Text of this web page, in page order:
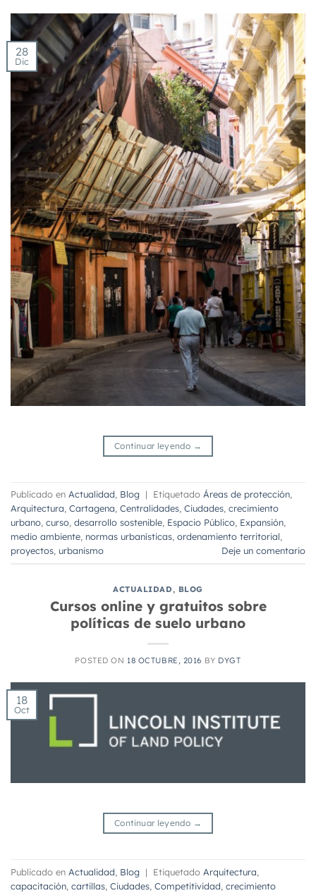
28
Dic
Continuar leyendo →
Publicado en Actualidad, Blog | Etiquetado Áreas de protección,
Arquitectura, Cartagena, Centralidades, Ciudades, crecimiento
urbano, curso, desarrollo sostenible, Espacio Público, Expansión,
medio ambiente, normas urbanísticas, ordenamiento territorial,
proyectos, urbanismo Deje un comentario
ACTUALIDAD, BLOG
Cursos online y gratuitos sobre
políticas de suelo urbano
POSTED ON 18 OCTUBRE, 2016 BY DYGT
18
Oct
Continuar leyendo →
Publicado en Actualidad Blog | Etiquetado Arquitectura
capacitación cartillas Ciudades Competitividad crecimiento